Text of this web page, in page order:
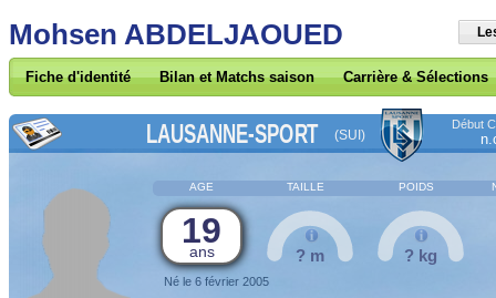
Mohsen ABDELJAOUED
Fiche d'identité Bilan et Matchs saison Carrière & Sélections
LAUSANNE-SPORT (SUI)
Début
AGE TAILLE POIDS
19
ans
Né le 6 février 2005
? m ? kg